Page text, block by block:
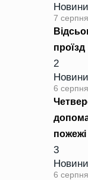
7
проїзд
2
6
3
6